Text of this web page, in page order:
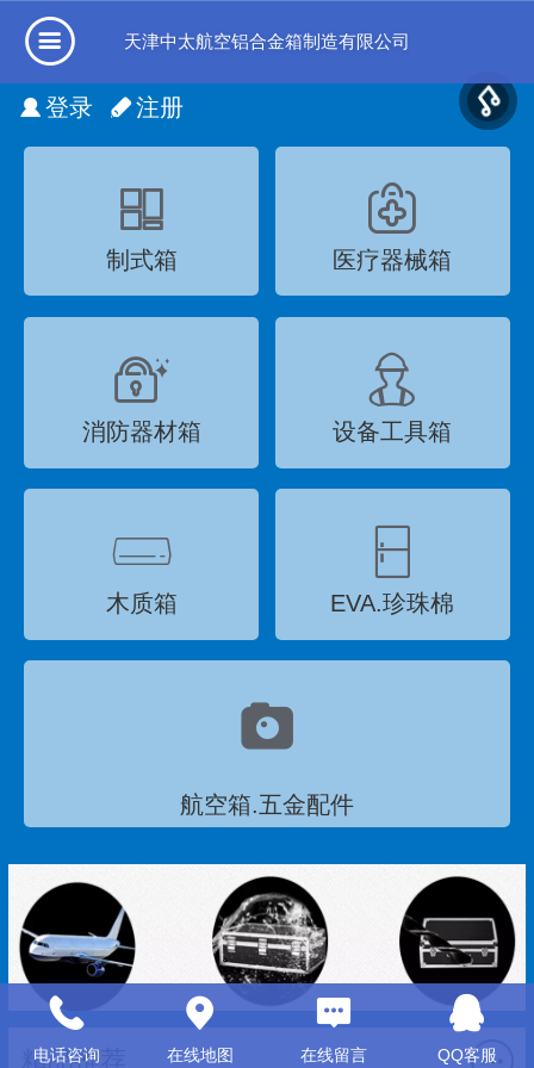
天津中太航空铝合金箱制造有限公司
登录 注册
制式箱 医疗器械箱
消防器材箱 设备工具箱
木质箱 EVA.珍珠棉‍
航空箱.五金配件
精品推荐
电话咨询 在线地图 在线留言 QQ客服